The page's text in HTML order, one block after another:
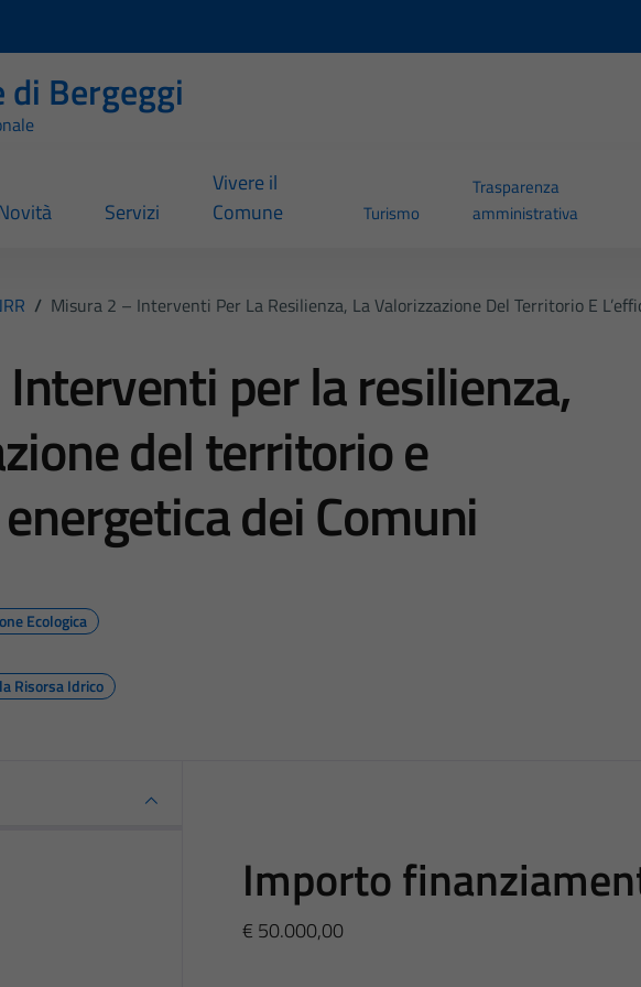
di Bergeggi
Servizi
Vivere il
Comune
Turismo
Trasparenza
amministrativa
/ Misura 2 – Interventi Per La Resilienza, La Valorizzazione Del Territorio E
per la resilienza,
del territorio e
dei Comuni
Ecologica
Risorsa Idrico
Importo
€ 50.000,00